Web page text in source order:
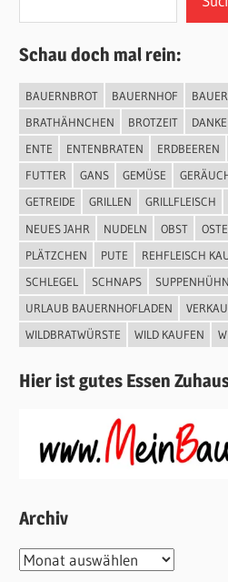
Schau doch mal rein:
BAUERNBROT BAUERNHOF
BRATHÄHNCHEN
BROTZEIT DANKE
ENTE
ENTENBRATEN ERDBEEREN
FUTTER
GANS GEMÜSE
GETREIDE
GRILLEN GRILLFLEISCH
NEUES JAHR
NUDELN OBST
PLÄTZCHEN
PUTE REHFLEISCH
SCHLEGEL
SCHNAPS
URLAUB BAUERNHOFLADEN
WILDBRATWÜRSTE
WILD KAUFEN
Hier ist gutes Essen
Archiv
Archiv